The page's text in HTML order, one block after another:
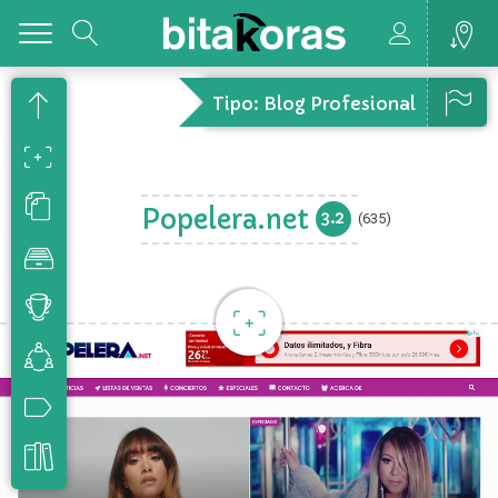
Tipo: Blog Profesional
Popelera.net 3.2 (635)